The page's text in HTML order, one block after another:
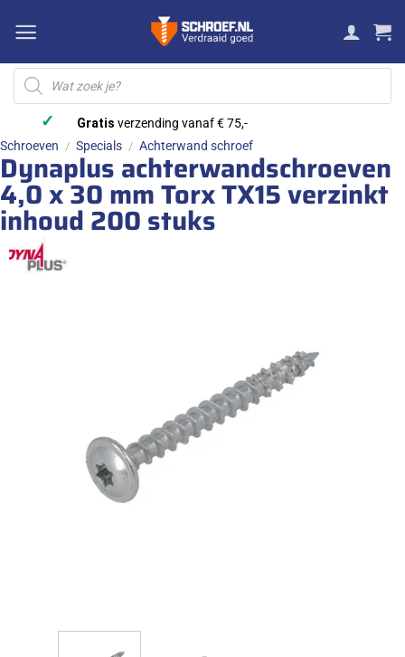
naar
inhoud
Producten
zoeken
✓ Gratis verzending vanaf € 75,-
Schroeven / Specials / Achterwand schroef
Dynaplus achterwandschroeven
4,0 x 30 mm Torx TX15 verzinkt
inhoud 200 stuks